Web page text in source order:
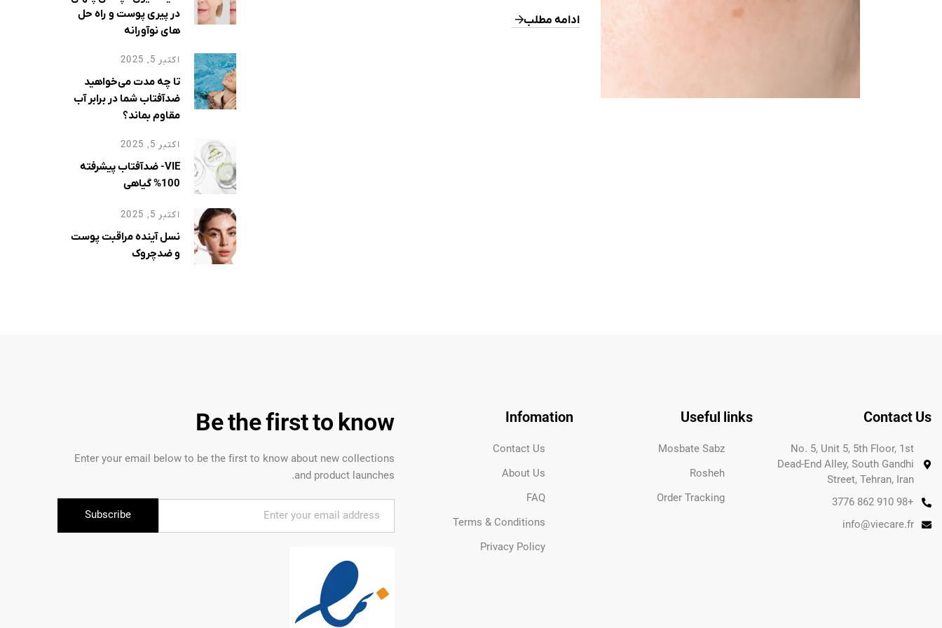
جمله: تابش مزمن خورشید مانند کک‌ومک‌های خورشیدی تغییرات
ادامه مطلب
در پیری پوست و راه حل
های نوآورانه
اکتبر 5, 2025
تا چه مدت می‌خواهید
ضدآفتاب شما در برابر آب
مقاوم بماند؟
اکتبر 5, 2025
VIE- ضدآفتاب پیشرفته
100% گیاهی
اکتبر 5, 2025
نسل آینده مراقبت پوست
و ضدچروک
Contact Us
No. 5, Unit 5, 5th Floor, 1st
Dead-End Alley, South Gandhi
Street, Tehran, Iran
+98 910 862 3776
info@viecare.fr
Useful links
Mosbate Sabz
Rosheh
Order Tracking
Infomation
Contact Us
About Us
FAQ
Terms & Conditions
Privacy Policy
Be the first to know
Enter your email below to be the first to know about new collections
and product launches.
Subscribe